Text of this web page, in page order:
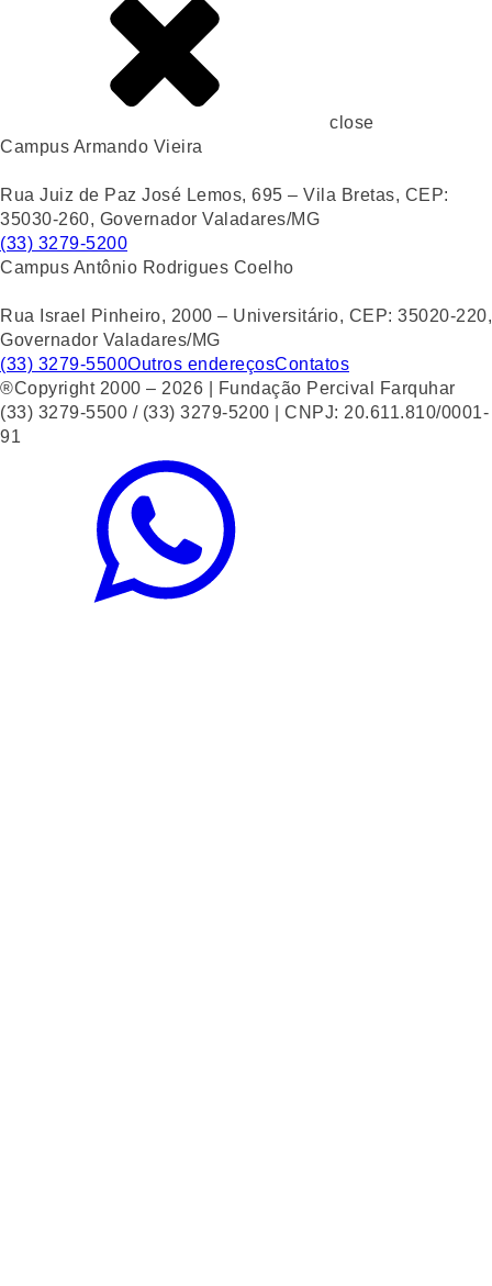
close
Campus Armando Vieira
Rua Juiz de Paz José Lemos, 695 – Vila Bretas, CEP:
35030-260, Governador Valadares/MG
(33) 3279-5200
Campus Antônio Rodrigues Coelho
Rua Israel Pinheiro, 2000 – Universitário, CEP: 35020-220,
Governador Valadares/MG
(33) 3279-5500Outros endereçosContatos
®Copyright 2000 – 2026 | Fundação Percival Farquhar
(33) 3279-5500 / (33) 3279-5200 | CNPJ: 20.611.810/0001-
91